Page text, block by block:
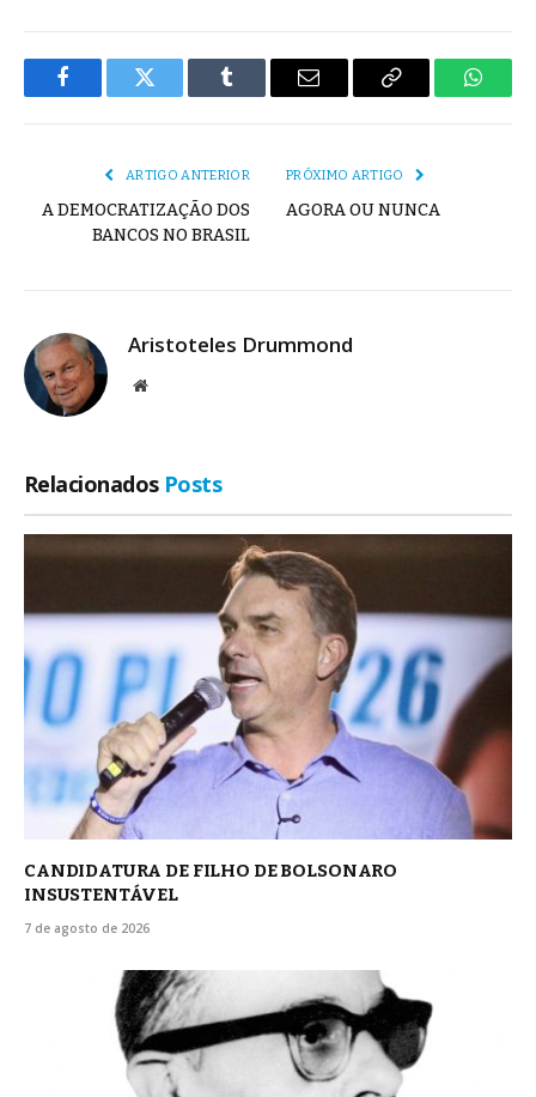
FacebookTwitter Tumblr
E-
Copiar
ARTIGO ANTERIOR
A DEMOCRATIZAÇÃO DOS
BANCOS NO BRASIL
PRÓXIMO ARTIGO
AGORA OU NUNCA
Aristoteles Drummond
Site
Relacionados Posts
CANDIDATURA DE FILHO DE BOLSONARO
INSUSTENTÁVEL
7 de agosto de 2026